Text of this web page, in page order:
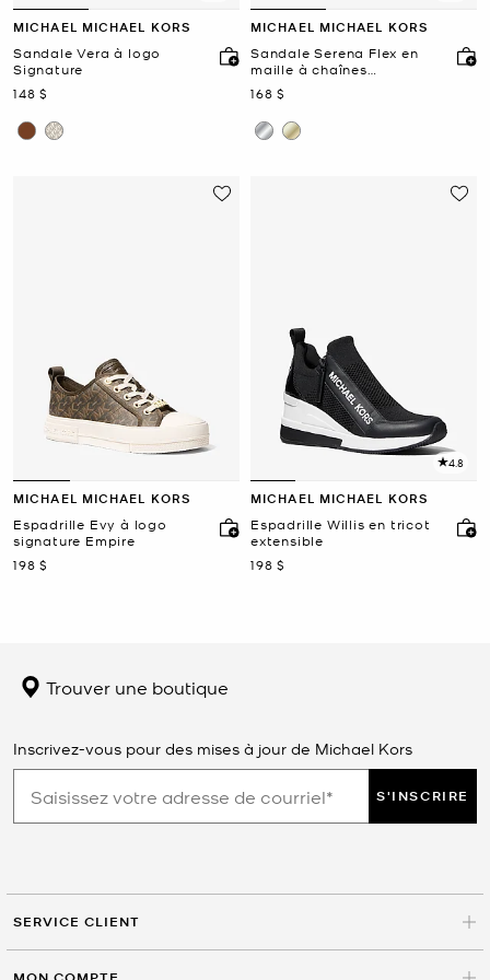
MICHAEL MICHAEL KORS
Sandale Vera à logo
Signature
maintenant
148 $
MICHAEL MICHAEL KORS
Sandale Serena Flex en
maille à chaînes
scintillante
maintenant
168 $
MICHAEL MICHAEL KORS
Espadrille Evy à logo
signature Empire
maintenant
198 $
4.8
MICHAEL MICHAEL KORS
Espadrille Willis en tricot
extensible
maintenant
198 $
Trouver une boutique
Inscrivez-vous pour des mises à jour de Michael Kors
S'INSCRIRE
SERVICE CLIENT